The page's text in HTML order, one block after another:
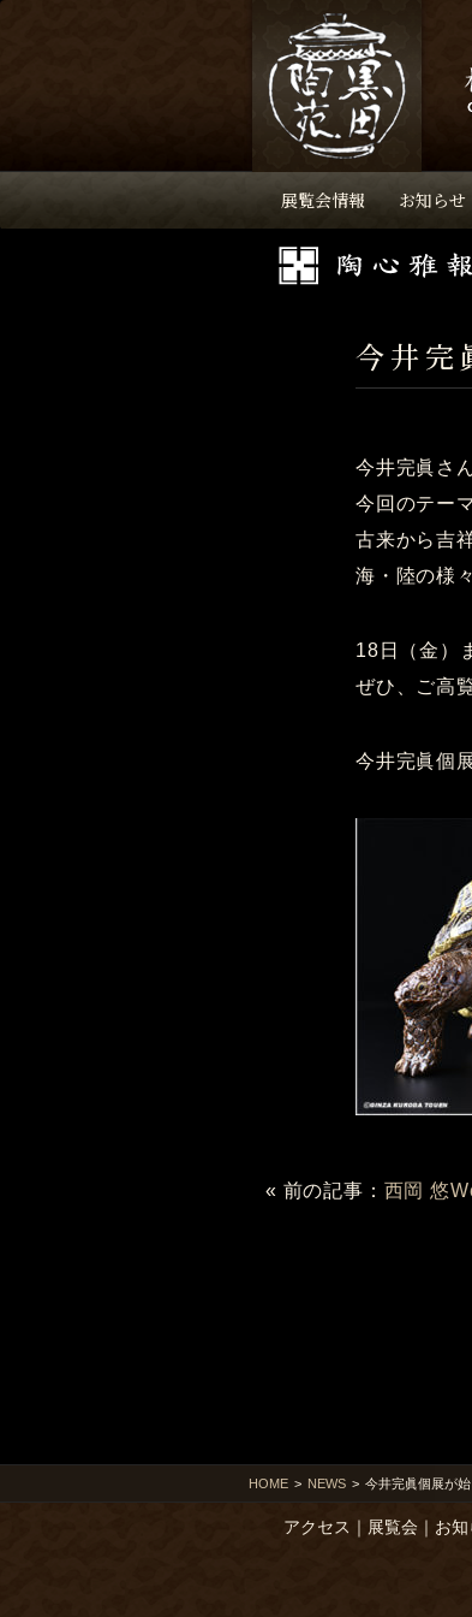
展覧会情報 お知らせ
今井完
今井完眞さ
今回のテー
古来から吉
海・陸の様
18日（金）
ぜひ、ご高
今井完眞個
« 前の記事： 西岡 悠
HOME > NEWS > 今井完眞個展が
アクセス 展覧会｜ お知